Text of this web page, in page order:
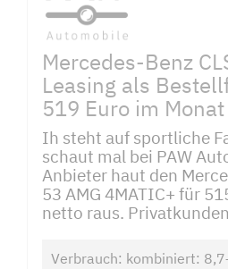
Mercedes-Benz
Leasing als
519 Euro im
Ih steht auf sportliche
schaut mal bei PAW
Anbieter haut den
53 AMG 4MATIC+ für
netto raus.
Verbrauch: kombiniert: